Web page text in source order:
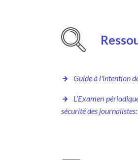
Guide à l'intention
L’Examen
sécurité des